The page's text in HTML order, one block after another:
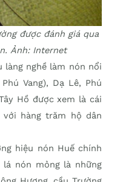
được đánh giá qua
Ảnh: Internet
làng nghề làm nón nổi
Vang), Dạ Lê, Phú
Hồ được xem là cái
hàng trăm hộ dân
hiệu nón Huế chính
nón mỏng là những